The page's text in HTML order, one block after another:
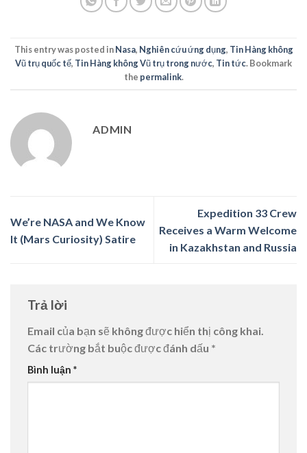
This entry was posted inNasa, Nghiên cứu ứng dụng, Tin Hàng không
Vũ trụ quốc tế, Tin Hàng không Vũ trụ trong nước, Tin tức. Bookmark
the permalink.
ADMIN
We’re NASA and We Know
It (Mars Curiosity) Satire
Expedition 33 Crew
Receives a Warm Welcome
in Kazakhstan and Russia
Trả lời
Email của bạn sẽ không được hiển thị công khai.
Các trường bắt buộc được đánh dấu *
Bình luận *